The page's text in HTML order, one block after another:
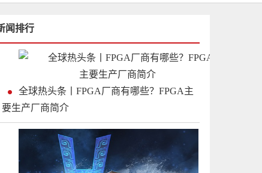
闻排行
全球热头条丨FPGA厂商有哪些？FPGA主
要生产厂商简介